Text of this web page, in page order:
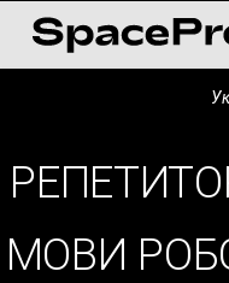
МОВИ